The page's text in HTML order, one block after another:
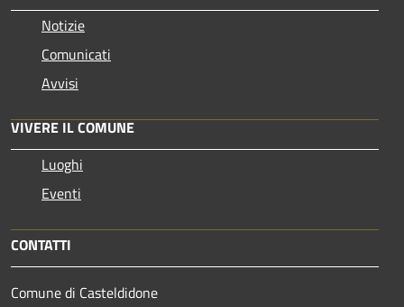
Notizie
Comunicati
Avvisi
VIVERE IL COMUNE
Luoghi
Eventi
CONTATTI
Comune di Casteldidone